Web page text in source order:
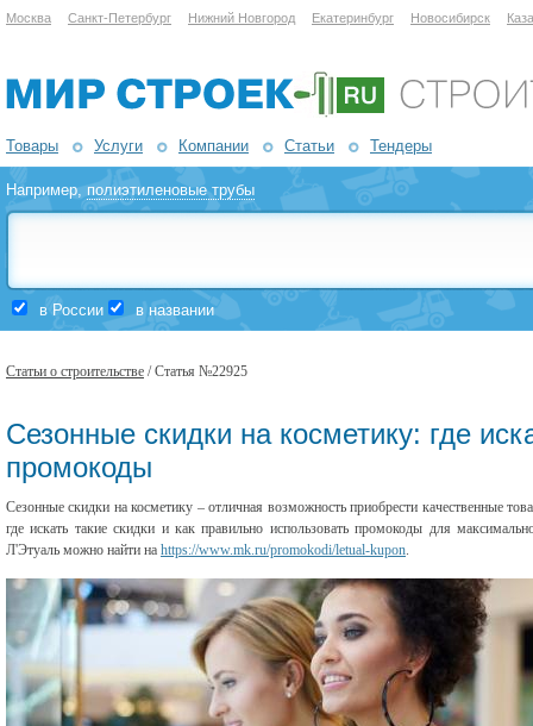
Москва Санкт-Петербург Нижний Новгород Екатеринбург Новосибирск
Товары Услуги Компании Статьи Тендеры
Например,полиэтиленовые трубы
в России в названии
Статьи о строительстве / Статья №22925
Сезонные скидки на косметику: где
промокоды
Сезонные скидки на косметику – отличная возможность приобрести качественные
где искать такие скидки и как правильно использовать промокоды для
Л'Этуаль можно найти на https://www.mk.ru/promokodi/letual-kupon.